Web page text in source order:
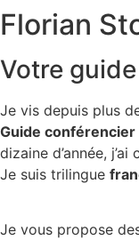
Florian
Votre
Je vis depuis plus
Guide conférencier
dizaine d’année,
Je suis trilingue
Je vous propose